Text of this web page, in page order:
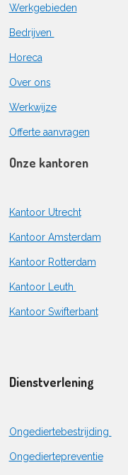
Werkgebieden
Bedrijven
Horeca
Over ons
Werkwijze
Offerte aanvragen
Onze kantoren
Kantoor Utrecht
Kantoor Amsterdam
Kantoor Rotterdam
Kantoor Leuth
Kantoor Swifterbant
Dienstverlening
Ongediertebestrijding
Ongediertepreventie